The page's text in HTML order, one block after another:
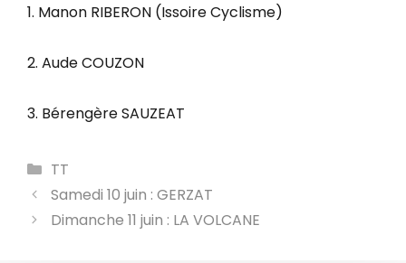
1. Manon RIBERON (Issoire Cyclisme)
2. Aude COUZON
3. Bérengère SAUZEAT
Catégories
TT
Samedi 10 juin : GERZAT
Dimanche 11 juin : LA VOLCANE